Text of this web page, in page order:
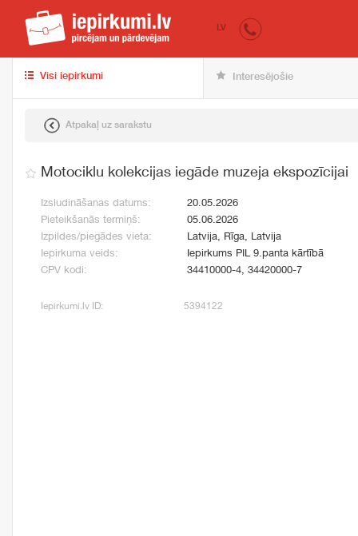
iepirkumi.lv
LV
Visi iepirkumi Interesējošie
Atpakaļ uz sarakstu
Motociklu kolekcijas iegāde muzeja ekspozīcijai
Izsludināšanas datums:
20.05.2026
Pieteikšanās termiņš:
05.06.2026
Izpildes/piegādes vieta:
Latvija, Rīga, Latvija
Iepirkuma veids:
Iepirkums PIL 9.panta kārtībā
CPV kodi:
34410000-4, 34420000-7
Iepirkumi.lv ID: 5394122